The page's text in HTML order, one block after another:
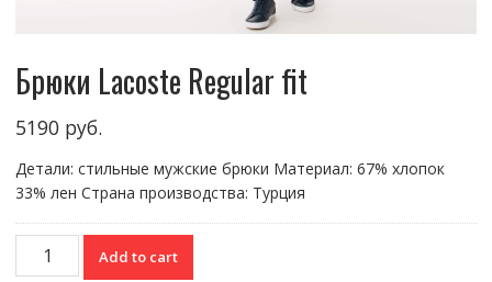
Брюки Lacoste Regular fit
5190руб.
Детали: стильные мужские брюки Материал: 67% хлопок
33% лен Страна производства: Турция
Брюки
Lacoste
Add to cart